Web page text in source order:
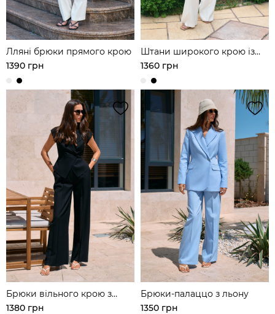
Лляні брюки прямого крою
1390 грн
Штани широкого крою із
лляної тканини
1360 грн
Брюки вільного крою з
защипами з льону
1380 грн
Брюки-палаццо з льону
1350 грн